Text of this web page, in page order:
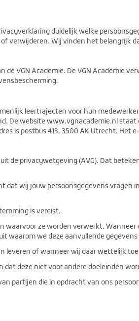
duidelijk welke
verwijderen. Wij vinden het belangrijk
VGN Academie. De VGN Academie
leertrajecten voor hun
De website www.vgnacademie.nl staat
is postbus 413, 3500 AK Utrecht. Het
de privacywetgeving (AVG). Dat
dat wij jouw persoonsgegevens vragen
is vereist.
waarvoor ze worden verwerkt.
waarom we deze aanvullende
leveren of wanneer wij daar wettelijk
deze niet voor andere doeleinden
partijen die in opdracht van ons